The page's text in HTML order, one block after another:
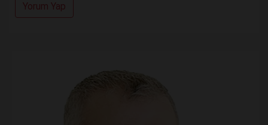
Yorum Yap